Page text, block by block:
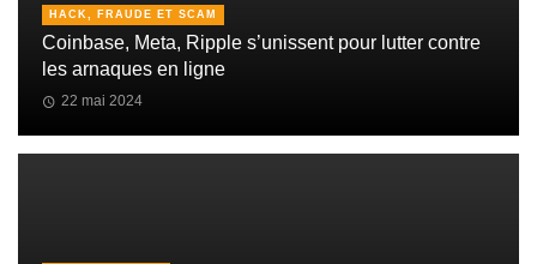
HACK, FRAUDE ET SCAM
Coinbase, Meta, Ripple s’unissent pour lutter contre
les arnaques en ligne
22 mai 2024